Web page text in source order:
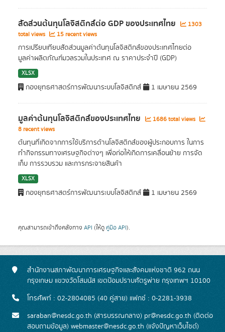
สัดส่วนต้นทุนโลจิสติกส์ต่อ GDP ของประเทศไทย
1303
total views
15 recent views
การเปรียบเทียบสัดส่วนมูลค่าต้นทุนโลจิสติกส์ของประเทศไทยต่อ
มูลค่าผลิตภัณฑ์มวลรวมในประเทศ ณ ราคาประจำปี (GDP)
XLSX
กองยุทธศาสตร์การพัฒนาระบบโลจิสติกส์ 1 เมษายน 2569
มูลค่าต้นทุนโลจิสติกส์ของประเทศไทย
1686 total views
8 recent views
ต้นทุนที่เกิดจากการใช้บริการด้านโลจิสติกส์ของผู้ประกอบการ ในการ
ทำกิจกรรมทางเศรษฐกิจต่างๆ เพื่อก่อให้เกิดการเคลื่อนย้าย การจัด
เก็บ การรวบรวม และการกระจายสินค้า
XLSX
กองยุทธศาสตร์การพัฒนาระบบโลจิสติกส์ 1 เมษายน 2569
คุณสามารถเข้าถึงคลังทาง API (ให้ดู คู่มือ API).
สำนักงานสภาพัฒนาการเศรษฐกิจและสังคมแห่งชาติ 962 ถนน
กรุงเกษม แขวงวัดโสมนัส เขตป้อมปราบศัตรูพ่าย กรุงเทพฯ 10100
โทรศัพท์ : 02-2804085 (40 คู่สาย) แฟกซ์ : 0-2281-3938
saraban@nesdc.go.th (สารบรรณกลาง) pr@nesdc.go.th (ติดต่อ
สอบถามข้อมูล) webmaster@nesdc.go.th (แจ้งปัญหาเว็บไซต์)